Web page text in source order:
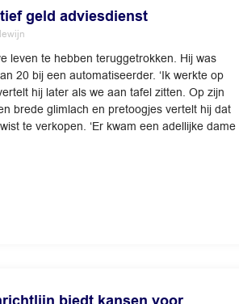
geld adviesdienst
leven te hebben teruggetrokken. Hij was
20 bij een automatiseerder. ‘Ik werkte op
hij later als we aan tafel zitten. Op zijn
brede glimlach en pretoogjes vertelt hij dat
te verkopen. ‘Er kwam een adellijke dame